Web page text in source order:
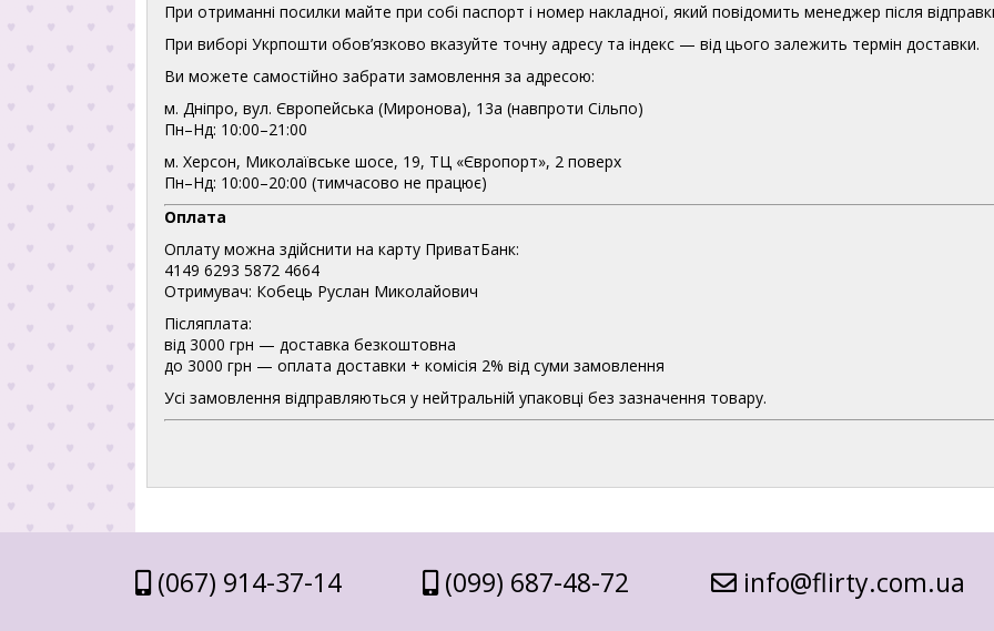
При отриманні посилки майте при собі паспорт і номер накладної, який повідомить менеджер після
При виборі Укрпошти обов’язково вказуйте точну адресу та індекс — від цього залежить термін доставки.
Ви можете самостійно забрати замовлення за адресою:
м. Дніпро, вул. Європейська (Миронова), 13а (навпроти Сільпо)
Пн–Нд: 10:00–21:00
м. Херсон, Миколаївське шосе, 19, ТЦ «Європорт», 2 поверх
Пн–Нд: 10:00–20:00 (тимчасово не працює)
Оплата
Оплату можна здійснити на карту ПриватБанк:
4149 6293 5872 4664
Отримувач: Кобець Руслан Миколайович
Післяплата:
від 3000 грн — доставка безкоштовна
до 3000 грн — оплата доставки + комісія 2% від суми замовлення
Усі замовлення відправляються у нейтральній упаковці без зазначення товару.
(067) 914-37-14 (099) 687-48-72 info@flirty.com.ua